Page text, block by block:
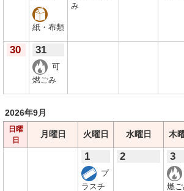
紙・布類
み
30 31
可
燃ごみ
2026年9月
日曜
日
月曜日 火曜日 水曜日 木
1
プ
ラスチ
2 3
燃